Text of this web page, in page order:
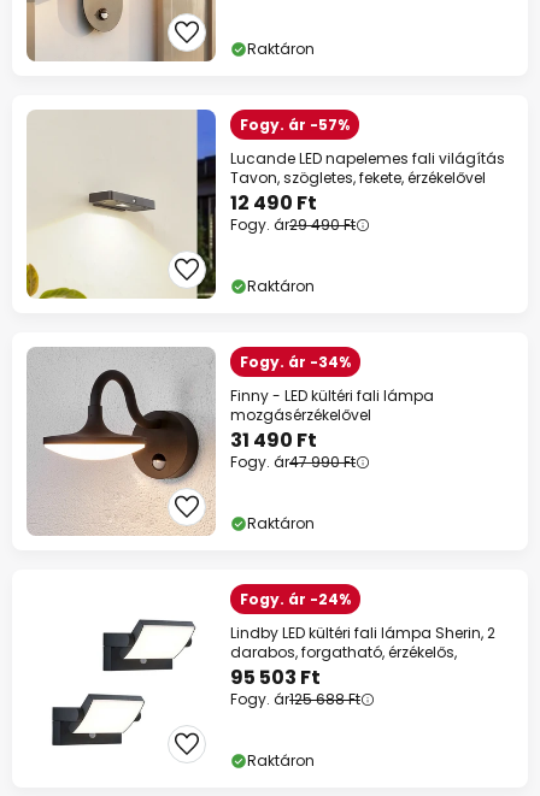
Raktáron
Fogy. ár -57%
Lucande LED napelemes fali világítás
Tavon, szögletes, fekete, érzékelővel
12 490 Ft
Fogy. ár29 490 Ft
Raktáron
Fogy. ár -34%
Finny - LED kültéri fali lámpa
mozgásérzékelővel
31 490 Ft
Fogy. ár47 990 Ft
Raktáron
Fogy. ár -24%
Lindby LED kültéri fali lámpa Sherin, 2
darabos, forgatható, érzékelős,
95 503 Ft
Fogy. ár125 688 Ft
Raktáron